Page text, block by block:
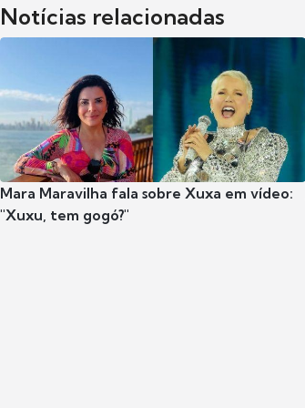
Notícias relacionadas
Mara Maravilha fala sobre Xuxa em vídeo:
"Xuxu, tem gogó?"